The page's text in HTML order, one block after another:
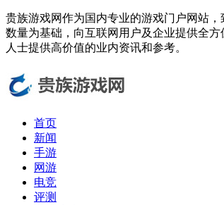
贵族游戏网作为国内专业的游戏门户网站
数量为基础，向互联网用户及企业提供全
人士提供高价值的业内资讯和参考。
首页
新闻
手游
网游
电竞
评测